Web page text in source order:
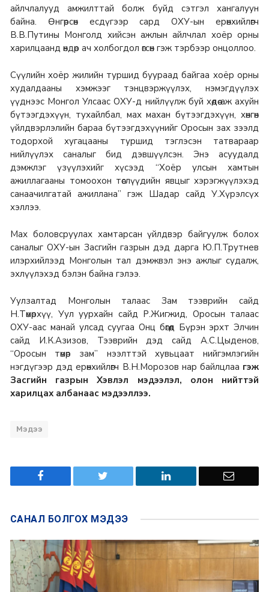
айлчлалууд амжилттай болж буйд сэтгэл хангалуун
байна. Өнгөрсөн есдүгээр сард ОХУ-ын ерөнхийлөгч
В.В.Путины Монголд хийсэн ажлын айлчлал хоёр орны
харилцаанд өндөр ач холбогдол өгсөн гэж тэрбээр онцоллоо.
Сүүлийн хоёр жилийн туршид буураад байгаа хоёр орны
худалдааны хэмжээг тэнцвэржүүлэх, нэмэгдүүлэх
үүднээс Монгол Улсаас ОХУ-д нийлүүлж буй хөдөө аж ахуйн
бүтээгдэхүүн, тухайлбал, мах махан бүтээгдэхүүн, хөнгөн
үйлдвэрлэлийн бараа бүтээгдэхүүнийг Оросын зах зээлд
тодорхой хугацааны туршид тэглэсэн татвараар
нийлүүлэх саналыг бид дэвшүүлсэн. Энэ асуудалд
дэмжлэг үзүүлэхийг хүсээд “Хоёр улсын хамтын
ажиллагааны томоохон төслүүдийн явцыг хэрэгжүүлэхэд
санаачилгатай ажиллана” гэж Шадар сайд У.Хүрэлсүх
хэллээ.
Мах боловсруулах хамтарсан үйлдвэр байгуулж болох
саналыг ОХУ-ын Засгийн газрын дэд дарга Ю.П.Трутнев
илэрхийлээд Монголын тал дэмжвэл энэ ажлыг судалж,
эхлүүлэхэд бэлэн байна гэлээ.
Уулзалтад Монголын талаас Зам тээврийн сайд
Н.Төмөрхүү, Уул уурхайн сайд Р.Жигжид, Оросын талаас
ОХУ-аас манай улсад суугаа Онц бөгөөд Бүрэн эрхт Элчин
сайд И.К.Азизов, Тээврийн дэд сайд А.С.Цыденов,
“Оросын төмөр зам” нээлттэй хувьцаат нийгэмлэгийн
нэгдүгээр дэд ерөнхийлөгч В.Н.Морозов нар байлцлаа гэж
Засгийн газрын Хэвлэл мэдээлэл, олон нийттэй
харилцах албанаас мэдээллээ.
Мэдээ
САНАЛ БОЛГОХ МЭДЭЭ